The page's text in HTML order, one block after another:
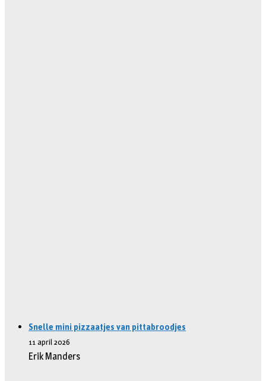
Snelle mini pizzaatjes van pittabroodjes
11 april 2026
Erik Manders